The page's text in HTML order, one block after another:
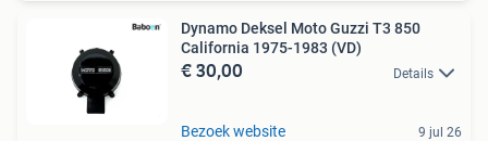
Dynamo Deksel Moto Guzzi T3 850
California 1975-1983 (VD)
€ 30,00 Details
Bezoek website 9 jul 26